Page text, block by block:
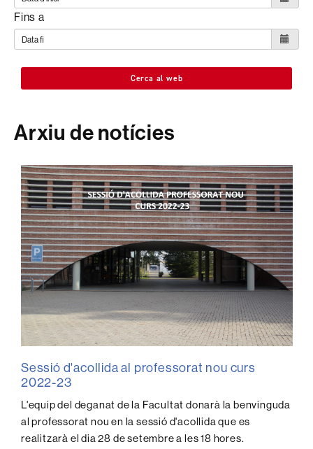
Fins a
Cerca al web
Arxiu de notícies
Sessió d'acollida al professorat nou curs
2022-23
L'equip del deganat de la Facultat donarà la benvinguda
al professorat nou en la sessió d'acollida que es
realitzarà el dia 28 de setembre a les 18 hores.